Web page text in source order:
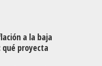
a la baja
proyecta